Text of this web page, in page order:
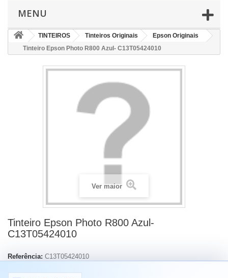
MENU
TINTEIROS Tinteiros Originais
Epson Originais
Tinteiro Epson Photo R800 Azul- C13T05424010
Ver maior
Tinteiro Epson Photo R800 Azul-
C13T05424010
Referência: C13T05424010
Condição: Novo produto